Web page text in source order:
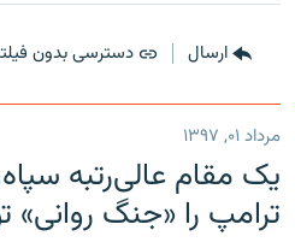
ارسال دسترسی بدون
مرداد ۰۱, ۱۳۹۷
یک مقام عالی‌رتبه
ترامپ را «جنگ